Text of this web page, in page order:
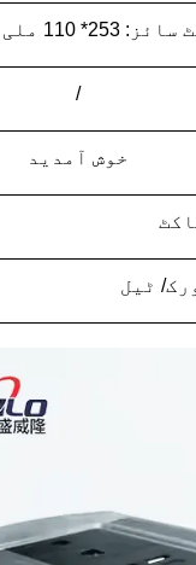
253* 110 ملی میٹر
/
خوش آمدید
ٹیل